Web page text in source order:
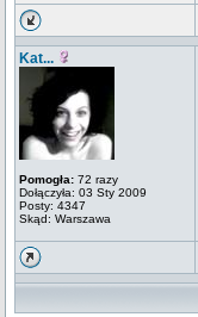
Kat...
Pomogła: 72 razy
Dołączyła: 03 Sty 2009
Posty: 4347
Skąd: Warszawa